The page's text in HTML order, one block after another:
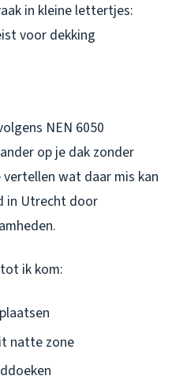
in kleine lettertjes:
voor dekking
NEN 6050
op je dak zonder
wat daar mis kan
in Utrecht door
ik kom:
natte zone